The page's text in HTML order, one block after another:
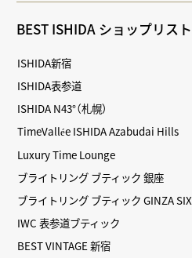
BEST ISHIDA ショップリスト
ISHIDA新宿
ISHIDA表参道
ISHIDA N43°（札幌）
TimeVallée ISHIDA Azabudai Hills
Luxury Time Lounge
ブライトリング ブティック 銀座
ブライトリング ブティック GINZA SIX
IWC 表参道ブティック
BEST VINTAGE 新宿